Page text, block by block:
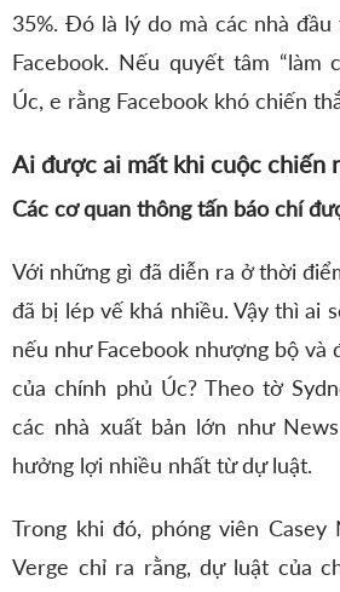
35%. Đó là lý do mà các nhà
Facebook. Nếu quyết tâm “làm
Úc, e rằng Facebook khó chiến
Ai được ai mất khi cuộc chiến
Các cơ quan thông tấn báo chí
Với những gì đã diễn ra ở thời
đã bị lép vế khá nhiều. Vậy thì ai
nếu như Facebook nhượng bộ và
của chính phủ Úc? Theo tờ
các nhà xuất bản lớn như
hưởng lợi nhiều nhất từ dự luật.
Trong khi đó, phóng viên
Verge chỉ ra rằng, dự luật của